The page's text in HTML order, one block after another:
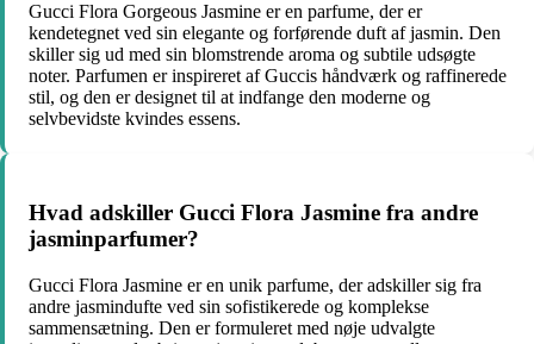
Gucci Flora Gorgeous Jasmine er en parfume, der er
kendetegnet ved sin elegante og forførende duft af jasmin. Den
skiller sig ud med sin blomstrende aroma og subtile udsøgte
noter. Parfumen er inspireret af Guccis håndværk og raffinerede
stil, og den er designet til at indfange den moderne og
selvbevidste kvindes essens.
Hvad adskiller Gucci Flora Jasmine fra andre
jasminparfumer?
Gucci Flora Jasmine er en unik parfume, der adskiller sig fra
andre jasmindufte ved sin sofistikerede og komplekse
sammensætning. Den er formuleret med nøje udvalgte